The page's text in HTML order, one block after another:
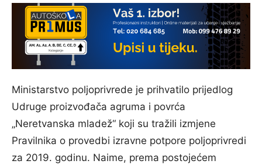
Ministarstvo poljoprivrede je prihvatilo prijedlog
Udruge proizvođača agruma i povrća
„Neretvanska mladež“ koji su tražili izmjene
Pravilnika o provedbi izravne potpore poljoprivredi
za 2019. godinu. Naime, prema postojećem